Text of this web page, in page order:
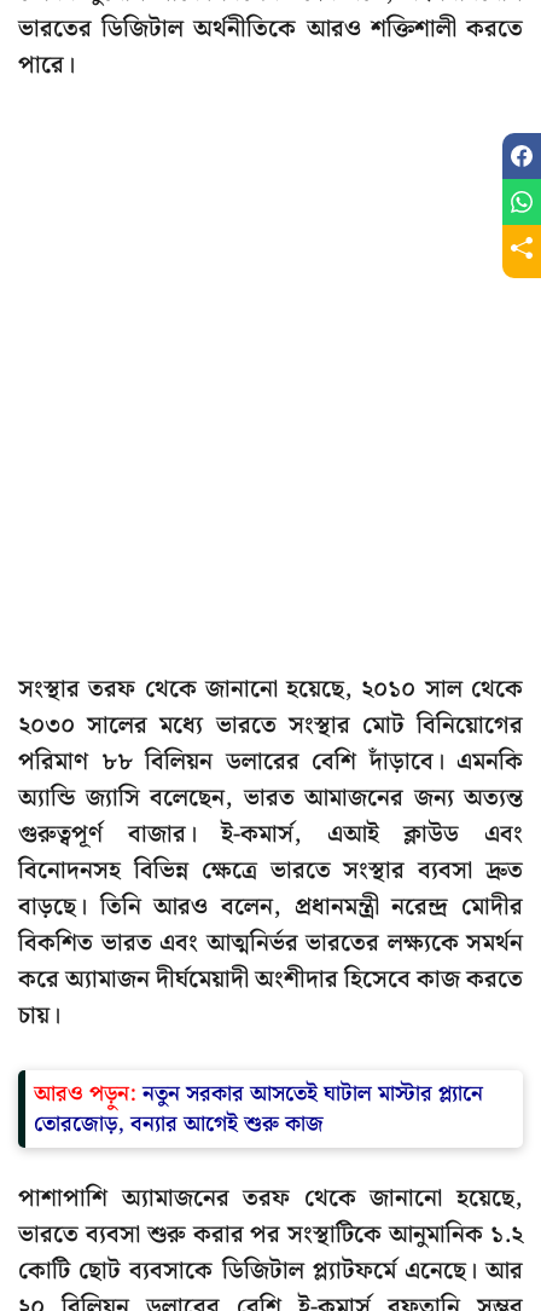
ভারতের ডিজিটাল অর্থনীতিকে আরও শক্তিশালী করতে
পারে।
সংস্থার তরফ থেকে জানানো হয়েছে, ২০১০ সাল থেকে
২০৩০ সালের মধ্যে ভারতে সংস্থার মোট বিনিয়োগের
পরিমাণ ৮৮ বিলিয়ন ডলারের বেশি দাঁড়াবে। এমনকি
অ্যান্ডি জ্যাসি বলেছেন, ভারত আমাজনের জন্য অত্যন্ত
গুরুত্বপূর্ণ বাজার। ই-কমার্স, এআই ক্লাউড এবং
বিনোদনসহ বিভিন্ন ক্ষেত্রে ভারতে সংস্থার ব্যবসা দ্রুত
বাড়ছে। তিনি আরও বলেন, প্রধানমন্ত্রী নরেন্দ্র মোদীর
বিকশিত ভারত এবং আত্মনির্ভর ভারতের লক্ষ্যকে সমর্থন
করে অ্যামাজন দীর্ঘমেয়াদী অংশীদার হিসেবে কাজ করতে
চায়।
আরও পড়ুন:নতুন সরকার আসতেই ঘাটাল মাস্টার প্ল্যানে
তোরজোড়, বন্যার আগেই শুরু কাজ
পাশাপাশি অ্যামাজনের তরফ থেকে জানানো হয়েছে,
ভারতে ব্যবসা শুরু করার পর সংস্থাটিকে আনুমানিক ১.২
কোটি ছোট ব্যবসাকে ডিজিটাল প্ল্যাটফর্মে এনেছে। আর